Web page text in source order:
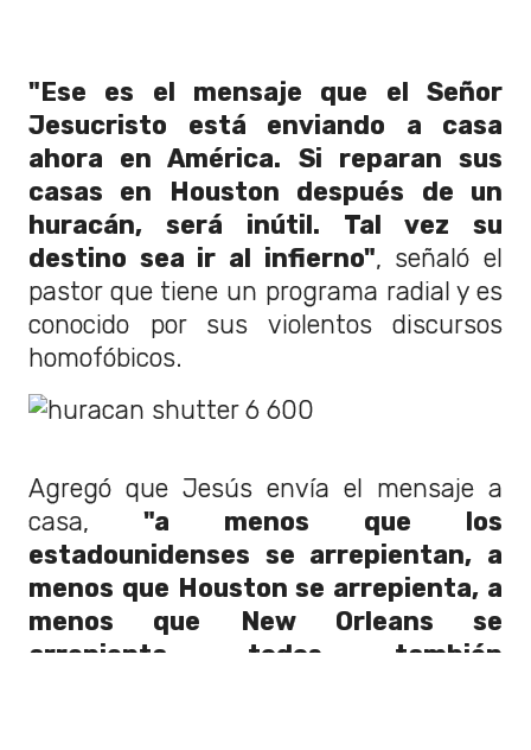
"Ese es el mensaje que el Señor
Jesucristo está enviando a casa
ahora en América. Si reparan sus
casas en Houston después de un
huracán, será inútil. Tal vez su
destino sea ir al infierno", señaló el
pastor que tiene un programa radial y es
conocido por sus violentos discursos
homofóbicos.
Agregó que Jesús envía el mensaje a
casa, "a menos que los
estadounidenses se arrepientan, a
menos que Houston se arrepienta, a
menos que New Orleans se
arrepienta, todos también